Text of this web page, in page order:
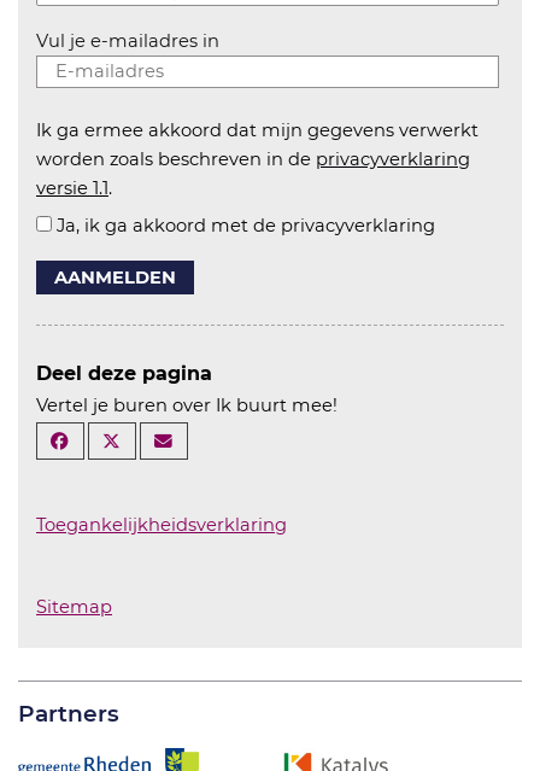
Vul je e-mailadres in
Ik ga ermee akkoord dat mijn gegevens verwerkt
worden zoals beschreven in de privacyverklaring
versie 1.1.
Ja, ik ga akkoord met de privacyverklaring
AANMELDEN
Deel deze pagina
Vertel je buren over Ik buurt mee!
Toegankelijkheidsverklaring
Sitemap
Partners